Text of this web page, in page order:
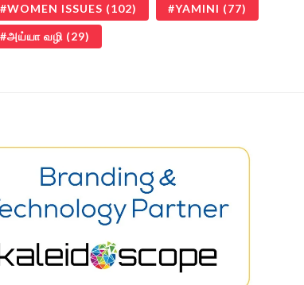
WOMEN ISSUES (102) YAMINI (77)
அய்யா வழி (29)